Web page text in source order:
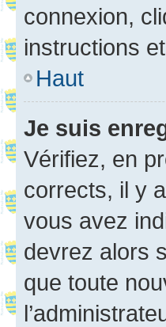
connexion,
instructions
Haut
Je suis
Vérifiez, en
corrects, il y
vous avez
devrez alors
que toute